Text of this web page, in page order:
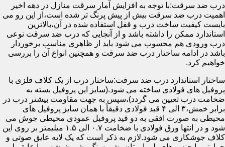
درب ضد سرقت:با توجه به افزایش آمار سرقت منازل در دهه اخیر
اهمیت درب ضد سرقت بیش از پیش پرنگ تر شده است،از این رو می
بایست کیفیت ساخت درب و قفل استفاده شده در آن،بالاترین
استاندارد ممکن را داشته باشد و از آنجایی که درب ضد سرقت نوعی
درب ورودی هم محسوب می شود باید از ظاهری مناسب برخوردار
باشد در ادامه ساختار درب ضد سرقت و همچنین انواع آن را بررسی
خواهیم کرد.
ساختار استاندارد درب ضد سرقت:ساختار درب از یک کلاف فلزی با
پروفیل های فولادی ساخته می شود.(سایز این پروفیل بسته به
ضخامت درب تعیین می گردد)،سپس به جهت مقاومت بیشتر درب در
برابر خمش،۳ الی ۴ قید فولادی دقیقاً با همان سایز پروفیل های
محیطی به صورت افقی به دو قید پروفیل عمودی محیطی جوش می
شود و در انتها ورق فولادی با ضخامت ۰.۷ الی ۱.۵ میلیمتر بر روی این
کلاف جوشکاری می شود.لازم به ذکر است که یک لایه عایق صوتی و